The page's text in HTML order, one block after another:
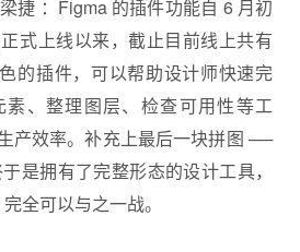
捷 ：Figma 的插件功能自 6 月初
式上线以来，截止目前线上共有
的插件，可以帮助设计师快速完
、整理图层、检查可用性等工
产效率。补充上最后一块拼图 ──
是拥有了完整形态的设计工具，
全可以与之一战。